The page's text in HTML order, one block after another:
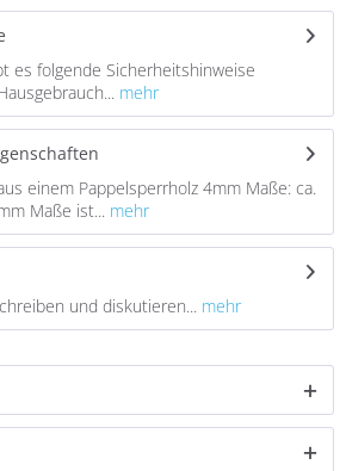
es folgende Sicherheitshinweise
mehr
einem Pappelsperrholz 4mm Maße: ca.
Maße ist... mehr
und diskutieren... mehr